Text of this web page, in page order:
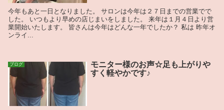
今年もあと一日となりました。 サロンは今年は２７日までの営業でで
した。 いつもより早めの店じまいをしました。 来年は１月４日より営
業開始いたします。 皆さんは今年はどんな一年でしたか？ 私は 昨年オ
ンライ...
ブログ
モニター様のお声☆足も上がりや
すく軽やかです♪